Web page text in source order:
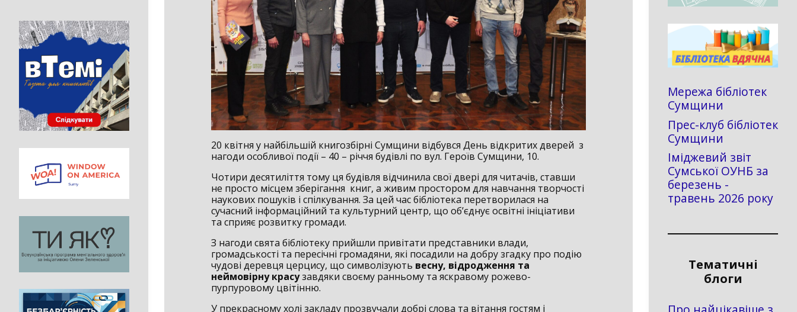
20 квітня у найбільшій книгозбірні Сумщини відбувся День відкритих дверей з
нагоди особливої події – 40 – річчя будівлі по вул. Героїв Сумщини, 10.
Чотири десятиліття тому ця будівля відчинила свої двері для читачів, ставши
не просто місцем зберігання книг, а живим простором для навчання творчості
наукових пошуків і спілкування. За цей час бібліотека перетворилася на
сучасний інформаційний та культурний центр, що об’єднує освітні ініціативи
та сприяє розвитку громади.
З нагоди свята бібліотеку прийшли привітати представники влади,
громадськості та пересічні громадяни, які посадили на добру згадку про подію
чудові деревця церцису, що символізують весну, відродження та
неймовірну красузавдяки своєму ранньому та яскравому рожево-
пурпуровому цвітінню.
У прекрасному холі закладу прозвучали добрі слова та вітання гостям і
Мережа бібліотек
Сумщини
Прес-клуб бібліотек
Сумщини
Іміджевий звіт
Сумської ОУНБ за
березень -
травень 2026 року
Тематичні
блоги